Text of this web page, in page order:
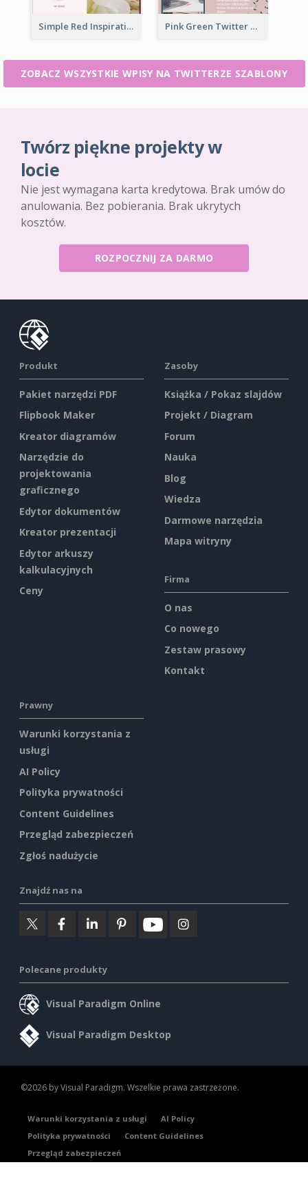
Simple Red Inspirational quotes Floral Twitter Post Pink Green Twitter Post
ZOBACZ WSZYSTKIE WPISY NA TWITTERZE SZABLONY
Twórz piękne projekty w
locie
Nie jest wymagana karta kredytowa. Brak umów do
anulowania. Bez pobierania. Brak ukrytych
kosztów.
ROZPOCZNIJ ZA DARMO
Produkt
Pakiet narzędzi PDF
Flipbook Maker
Kreator diagramów
Narzędzie do
projektowania
graficznego
Edytor dokumentów
Kreator prezentacji
Edytor arkuszy
kalkulacyjnych
Ceny
Zasoby
Książka / Pokaz slajdów
Projekt / Diagram
Forum
Nauka
Blog
Wiedza
Darmowe narzędzia
Mapa witryny
Firma
O nas
Co nowego
Zestaw prasowy
Kontakt
Prawny
Warunki korzystania z
usługi
AI Policy
Polityka prywatności
Content Guidelines
Przegląd zabezpieczeń
Zgłoś nadużycie
Znajdź nas na
Polecane produkty
Visual Paradigm Online
Visual Paradigm Desktop
©2026 by Visual Paradigm. Wszelkie prawa zastrzeżone.
Warunki korzystania z usługi
AI Policy
Polityka prywatności
Content Guidelines
Przegląd zabezpieczeń